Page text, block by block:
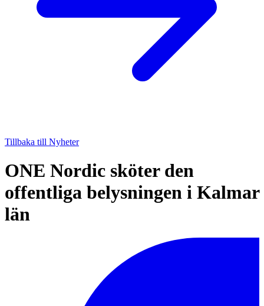
Tillbaka till Nyheter
ONE Nordic sköter den
offentliga belysningen i Kalmar
län